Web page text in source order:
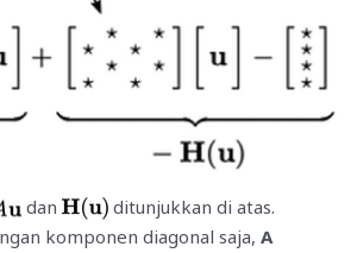
dan
ditunjukkan di atas.
komponen diagonal saja, A